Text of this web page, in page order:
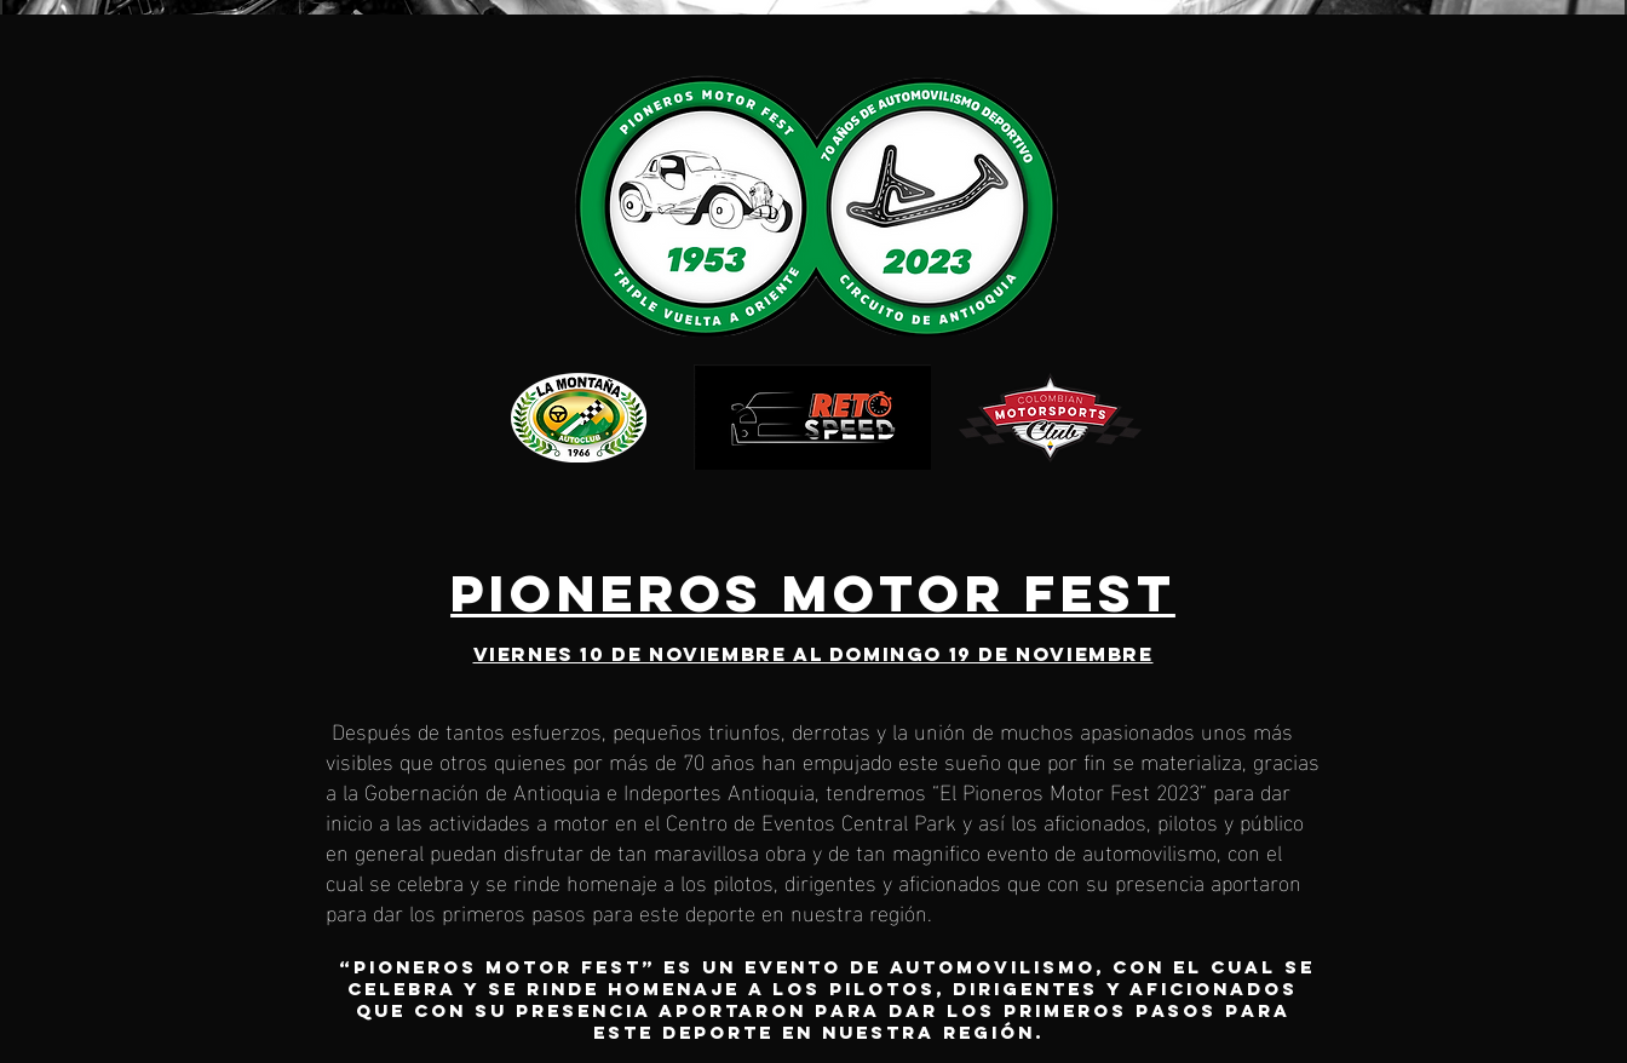
PIONEROS MOTOR FEST
Viernes 10 de noviembre al domingo 19 de noviembre
Después de tantos esfuerzos, pequeños triunfos, derrotas y la unión de muchos apasionados unos más
visibles que otros quienes por más de 70 años han empujado este sueño que por fin se materializa, gracias
a la Gobernación de Antioquia e Indeportes Antioquia, tendremos “El Pioneros Motor Fest 2023” para dar
inicio a las actividades a motor en el Centro de Eventos Central Park y así los aficionados, pilotos y público
en general puedan disfrutar de tan maravillosa obra y de tan magnifico evento de automovilismo, con el
cual se celebra y se rinde homenaje a los pilotos, dirigentes y aficionados que con su presencia aportaron
para dar los primeros pasos para este deporte en nuestra región.
“PIONEROS MOTOR FEST” es un evento de automovilismo, con el cual se
celebra y se rinde homenaje a los pilotos, dirigentes y aficionados
que con su presencia aportaron para dar los primeros pasos para
este deporte en nuestra región.